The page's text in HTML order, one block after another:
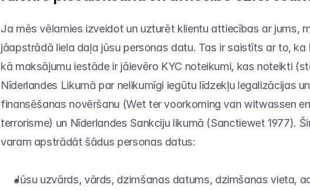
Ja mēs vēlamies izveidot un uzturēt klientu attiecības ar jums,
jāapstrādā liela daļa jūsu personas datu. Tas ir saistīts ar to, ka
kā maksājumu iestāde ir jāievēro KYC noteikumi, kas noteikti
Nīderlandes Likumā par nelikumīgi iegūtu līdzekļu legalizācijas
finansēšanas novēršanu (Wet ter voorkoming van witwassen
terrorisme) un Nīderlandes Sankciju likumā (Sanctiewet 1977).
varam apstrādāt šādus personas datus:
Jūsu uzvārds, vārds, dzimšanas datums, dzimšanas vieta,